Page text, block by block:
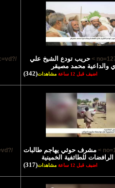
حريب تودع الشيخ علي
والداعية محمد مصيقر
اضيف قبل 12 ساعة مشاهدات(342)
/?no=127437&ac=vd >
مشرف حوثي يهاجم طالبات
الرافضات للطائفية الخمينية
اضيف قبل 12 ساعة مشاهدات(317)
/?no=127434&ac=vd >